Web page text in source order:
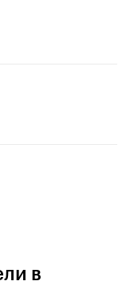
в